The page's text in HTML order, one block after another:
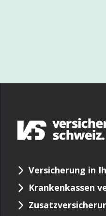
Versicherung in
Krankenkassen